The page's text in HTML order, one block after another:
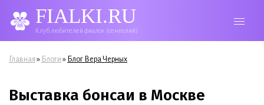
FIALKI.RU
Клуб любителей фиалок (сенполий)
Вы здесь
Главная » Блоги » Блог Вера Черных
Выставка бонсаи в Москве